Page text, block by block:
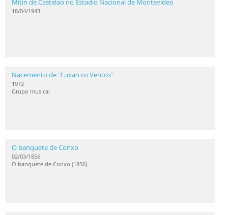
Mítin de Castelao no Estadio Nacional de Montevideo
18/04/1943
Nacemento de "Fuxan os Ventos"
1972
Grupo musical
O banquete de Conxo
02/03/1856
O banquete de Conxo (1856)